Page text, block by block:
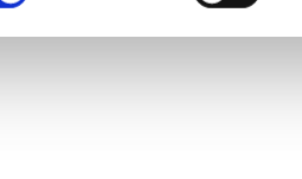
darüber, wie Ihre persönlichen
Einzelheitenfest.